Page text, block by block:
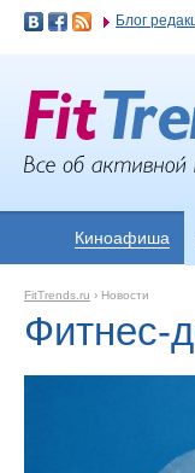
Блог
Киноафиша
FitTrends.ru › Новости
Фитнес-